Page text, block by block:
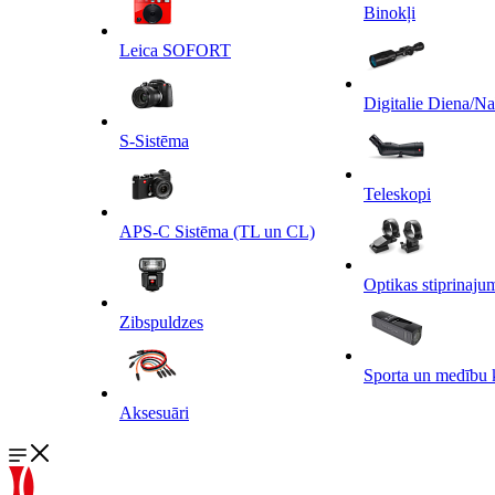
Leica SOFORT
S-Sistēma
APS-C Sistēma (TL un CL)
Zibspuldzes
Aksesuāri
Binokļi
Digitalie Diena/
Teleskopi
Optikas
Sporta un medību